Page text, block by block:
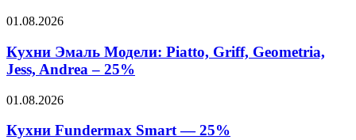
01.08.2026
Кухни Эмаль Модели: Piatto, Griff, Geometria,
Jess, Andrea – 25%
01.08.2026
Кухни Fundermax Smart — 25%